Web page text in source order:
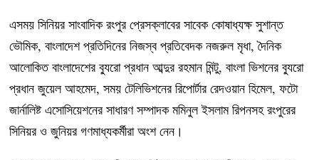
এসময় সিনিয়র সাংবাদিক রংপুর প্রেসক্লাবের সাবেক কোষাধ্যক্ষ সুশান্ত
ভৌমিক, বাংলাদেশ প্রতিদিনের নিজস্ব প্রতিবেদক নজরুল মৃধা, দৈনিক
আলোকিত বাংলাদেশের ব্যুরো প্রধান আব্দুর রহমান মিন্টু, বাংলা ভিশনের ব্যুরো
প্রধান জুয়েল আহমেদ, সময় টেলিভিশনের রিপোর্টার রেদওয়ান হিমেল, ফটো
জার্নালিষ্ট এসোসিয়েশনের সাধারণ সম্পাদক মমিনুল ইসলাম রিপনসহ রংপুরের
সিনিয়র ও জুনিয়র গণমাধ্যকর্মীরা অংশ নেন।